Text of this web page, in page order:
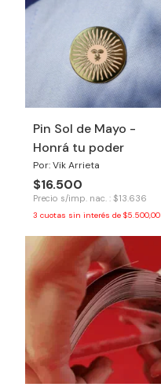
Pin Sol de Mayo -
Honrá tu poder
Por: Vik Arrieta
$16.500
Precio s/imp. nac. : $13.636
3 cuotas sin interés de $5.500,00